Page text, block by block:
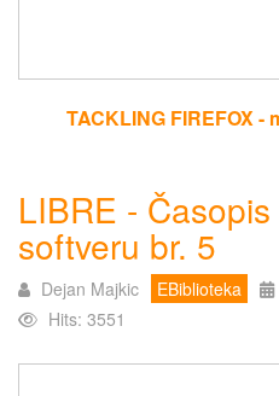
TACKLING FIREFOX -
LIBRE -
softveru br. 5
Dejan Majkic EBiblioteka
Hits: 3551